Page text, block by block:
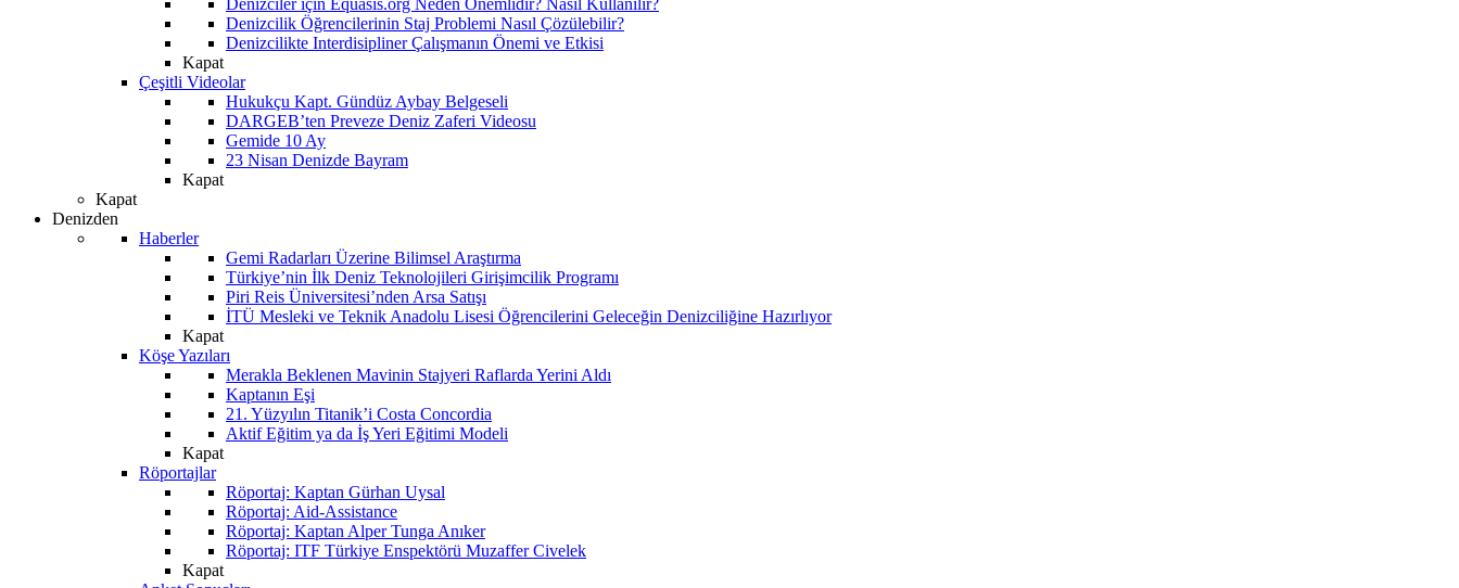
Denizcilik Öğrencilerinin Staj Problemi Nasıl Çözülebilir?
Denizcilikte Interdisipliner Çalışmanın Önemi ve Etkisi
Kapat
Çeşitli Videolar
Hukukçu Kapt. Gündüz Aybay Belgeseli
DARGEB’ten Preveze Deniz Zaferi Videosu
Gemide 10 Ay
23 Nisan Denizde Bayram
Kapat
Kapat
Denizden
Haberler
Gemi Radarları Üzerine Bilimsel Araştırma
Türkiye’nin İlk Deniz Teknolojileri Girişimcilik Programı
Piri Reis Üniversitesi’nden Arsa Satışı
İTÜ Mesleki ve Teknik Anadolu Lisesi Öğrencilerini Geleceğin Denizciliğine Hazırlıyor
Kapat
Köşe Yazıları
Merakla Beklenen Mavinin Stajyeri Raflarda Yerini Aldı
Kaptanın Eşi
21. Yüzyılın Titanik’i Costa Concordia
Aktif Eğitim ya da İş Yeri Eğitimi Modeli
Kapat
Röportajlar
Röportaj: Kaptan Gürhan Uysal
Röportaj: Aid-Assistance
Röportaj: Kaptan Alper Tunga Anıker
Röportaj: ITF Türkiye Enspektörü Muzaffer Civelek
Kapat